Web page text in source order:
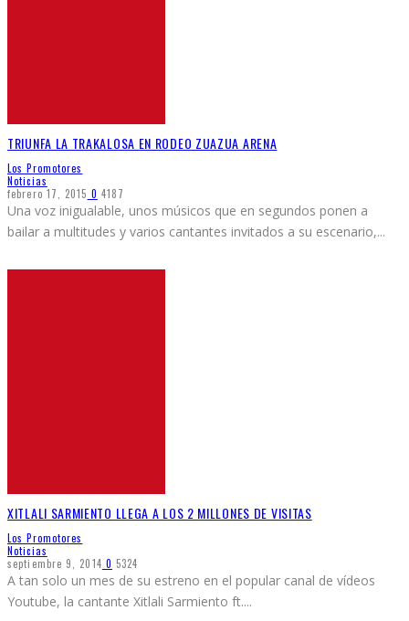
TRIUNFA LA TRAKALOSA EN RODEO ZUAZUA ARENA
Los Promotores
Noticias
febrero 17, 2015 0 4187
Una voz inigualable, unos músicos que en segundos ponen a
bailar a multitudes y varios cantantes invitados a su escenario,...
XITLALI SARMIENTO LLEGA A LOS 2 MILLONES DE VISITAS
Los Promotores
Noticias
septiembre 9, 2014 0 5324
A tan solo un mes de su estreno en el popular canal de vídeos
Youtube, la cantante Xitlali Sarmiento ft....